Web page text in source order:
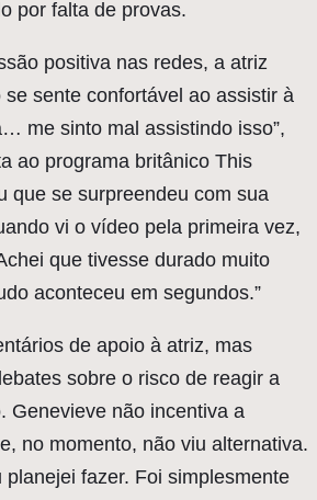
por falta de provas.
positiva nas redes, a atriz
sente confortável ao assistir à
me sinto mal assistindo isso”,
ao programa britânico This
que se surpreendeu com sua
vi o vídeo pela primeira vez,
que tivesse durado muito
aconteceu em segundos.”
de apoio à atriz, mas
sobre o risco de reagir a
Genevieve não incentiva a
no momento, não viu alternativa.
planejei fazer. Foi simplesmente